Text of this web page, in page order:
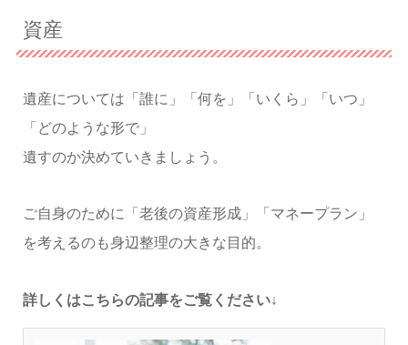
資産
遺産については「誰に」「何を」「いくら」「いつ」
「どのような形で」
遺すのか決めていきましょう。
ご自身のために「老後の資産形成」「マネープラン」
を考えるのも身辺整理の大きな目的。
詳しくはこちらの記事をご覧ください↓